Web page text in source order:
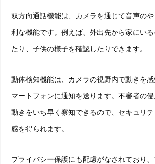
双方向通話機能は、カメラを通じて音声の
利な機能です。例えば、外出先から家にい
たり、子供の様子を確認したりできます。
動体検知機能は、カメラの視野内で動きを
マートフォンに通知を送ります。不審者の
動きをいち早く察知できるので、セキュリ
感を得られます。
プライバシー保護にも配慮がなされており